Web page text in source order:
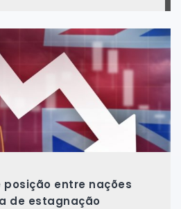
posição entre nações
de estagnação